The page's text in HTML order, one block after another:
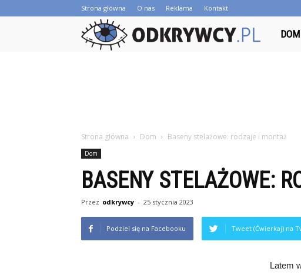
Strona główna O nas Reklama Kontakt
DOM
Strona główna Dom Baseny stelażowe: rodzaje i montaż
Dom
BASENY STELAŻOWE:
Przez odkrywcy - 25 stycznia 2023
Podziel się na Facebooku Tweet (Ćwierkaj) na
Latem